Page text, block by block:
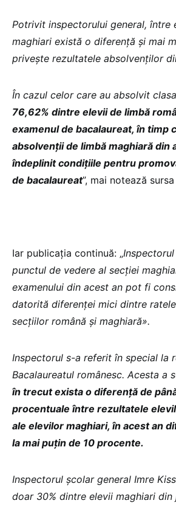
Potrivit inspectorului general, între
maghiari există o diferență și mai
privește rezultatele absolvenților
În cazul celor care au absolvit
76,62% dintre elevii de limbă
examenul de bacalaureat, în timp
absolvenții de limbă maghiară din
îndeplinit condițiile pentru
de bacalaureat”, mai notează
Iar publicația continuă: „
punctul de vedere al secției
examenului din acest an pot fi
datorită diferenței mici dintre
secțiilor română și maghiară».
Inspectorul s-a referit în special la
Bacalaureatul românesc. Acesta a
în trecut exista o diferență de
procentuale între rezultatele
ale elevilor maghiari, în acest an
la mai puțin de 10 procente.
Inspectorul școlar general Imre
doar 30% dintre elevii maghiari din